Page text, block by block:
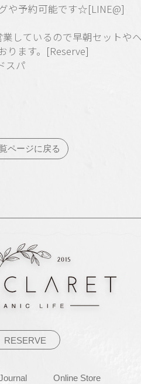
や予約可能です☆[LINE@]
しているので早朝セットや
ります。[Reserve]
スパ
ページに戻る
RESERVE
Online Store